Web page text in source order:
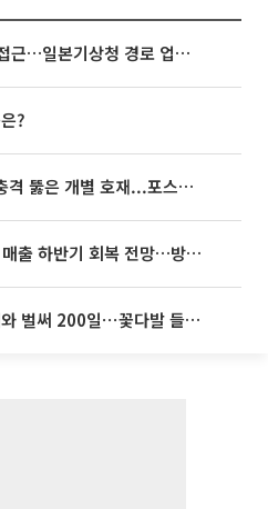
태풍 '돌핀' 오키나와 접근…일본기상청 경로 업데이트
?
[증시키워드] 반도체 충격 뚫은 개별 호재...포스코퓨처엠·에코프로·한화솔루션 '눈길'
iM "LIG D&A, 천궁-II 매출 하반기 회복 전망…방산 톱픽 유지"
아옳이, 한의사 김형배와 벌써 200일⋯꽃다발 들고 "프러포즈 아냐"